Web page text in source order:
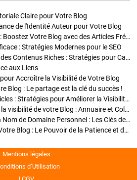
Claire pour Votre Blog
de l'Identité Auteur pour Votre Blog
Stratégies de Publication : Boostez Votre Blog avec des Articles Fréquents et Exclusifs
: Stratégies Modernes pour le SEO
Enrichir Vos Articles avec des Contenus Riches : Stratégies pour Captiver et Optimiser
aux Liens
Accroître la Visibilité de Votre Blog
Blog : Le partage est la clé du succès !
Optimisation SEO des Articles : Stratégies pour Améliorer la Visibilité de Votre Blog
Stratégies pour améliorer la visibilité de votre Blog : Annuaire et Collaborations
Pourquoi Investir dans un Nom de Domaine Personnel : Les Clés de la Réussite de Votre Blog
Comment Faire Émerger Votre Blog : Le Pouvoir de la Patience et de la Persévérance
Mentions légales
d’Utilisation